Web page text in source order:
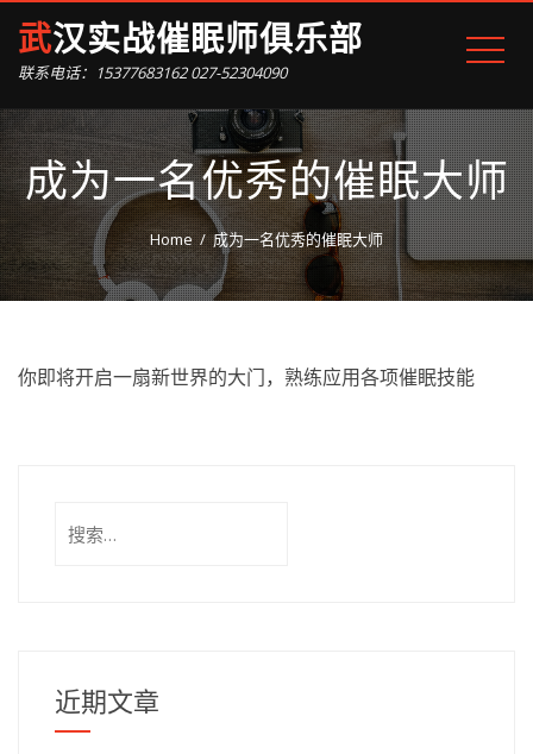
武汉实战催眠师俱乐部
联系电话：15377683162 027-52304090
成为一名优秀的催眠大师
Home 成为一名优秀的催眠大师
你即将开启一扇新世界的大门，熟练应用各项催眠技能
索：
近期文章